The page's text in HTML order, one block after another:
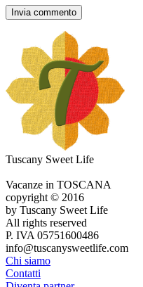
Tuscany Sweet Life
Vacanze in TOSCANA
copyright © 2016
by Tuscany Sweet Life
All rights reserved
P. IVA 05751600486
info@tuscanysweetlife.com
Chi siamo
Contatti